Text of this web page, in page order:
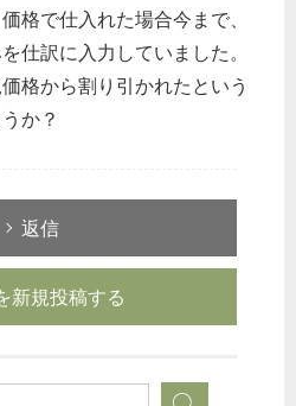
格で仕入れた場合今まで、
仕訳に入力していました。
格から割り引かれたという
か？
返信
新規投稿する